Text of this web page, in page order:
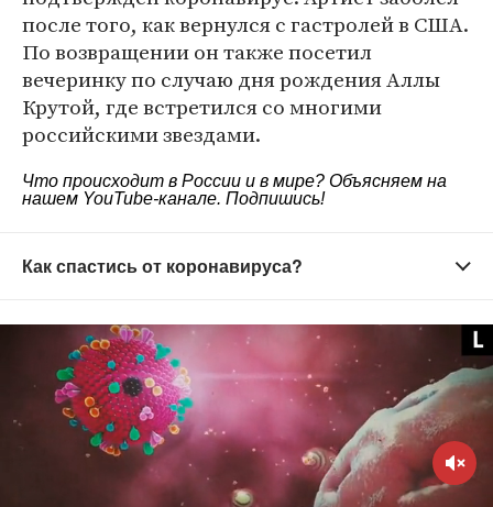
после того, как вернулся с гастролей в США.
По возвращении он также посетил
вечеринку по случаю дня рождения Аллы
Крутой, где встретился со многими
российскими звездами.
Что происходит в России и в мире? Объясняем на
нашем YouTube-канале. Подпишись!
Как спастись от коронавируса?
Старайтесь не выходить из дома без
необходимости
Зачем это нужно?Вирус распространяется в
общественных местах — старайтесь их избегать.
Домашний режим особенно важно соблюдать
людям старше 65 лет и тем, кто страдает